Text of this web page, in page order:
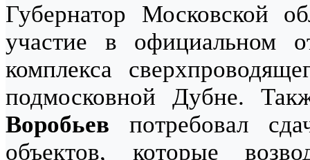
Губернатор Московской
участие в официальном
комплекса
подмосковной Дубне.
Воробьев потребовал
объектов, которые